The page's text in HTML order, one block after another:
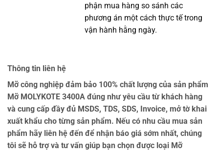
phận mua hàng so sánh các
phương án một cách thực tế trong
vận hành hằng ngày.
Thông tin liên hệ
Mỡ công nghiệp đảm bảo 100% chất lượng của sản phẩm
Mỡ MOLYKOTE 3400A đúng như yêu cầu từ khách hàng
và cung cấp đầy đủ MSDS, TDS, SDS, Invoice, mở tờ khai
xuất khẩu cho từng sản phẩm. Nếu có nhu cầu mua sản
phẩm hãy liên hệ đến để nhận báo giá sớm nhất, chúng
tôi sẽ hỗ trợ và tư vấn giúp bạn chọn được loại Mỡ